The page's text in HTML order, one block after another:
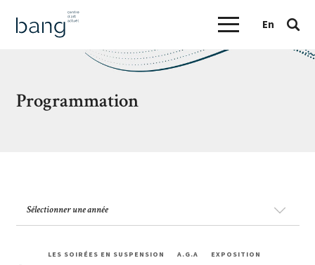
En
Programmation
LES SOIRÉES EN SUSPENSION A.G.A
EXPOSITION